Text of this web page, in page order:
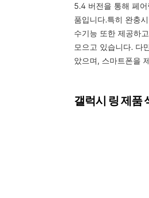
5.4 버전을 통해 페
품입니다.특히 완충
수기능 또한 제공하
모으고 있습니다. 다
았으며, 스마트폰을
갤럭시 링 제품